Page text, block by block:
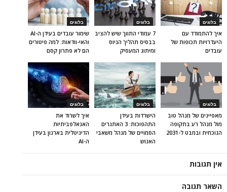
בלוגים
שימור עובדים בעידן ה-AI
והאי-וודאות: למה פיטורים
הם לא פתרון קסם
בלוגים
7 עמודי התווך שיש להציב
בבסיס תהליך הגיוס
ומיתוג המעסיק
בלוגים
איך להתמודד עם
היעדרויות תכופות של
עובדים
בלוגים
איך לשרוד את
האנאלפביתיוּת
הדיגיטלית בארגון בעידן
ה-AI
בלוגים
הישרדות בעידן
התהפוכות: 3 האתגרים
הסמויים של מנהל משאבי
האנוש
בלוגים
מאפיינים של מנהל טוב
מול מנהל רע בתקופה
הנוכחית ובמבט ל-2031
אין תגובות
השאר תגובה